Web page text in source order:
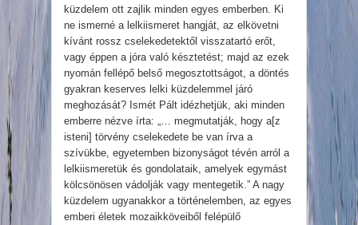
küzdelem ott zajlik minden egyes emberben. Ki
ne ismerné a lelkiismeret hangját, az elkövetni
kívánt rossz cselekedetektől visszatartó erőt,
vagy éppen a jóra való késztetést; majd az ezek
nyomán fellépő belső megosztottságot, a döntés
gyakran keserves lelki küzdelemmel járó
meghozását? Ismét Pált idézhetjük, aki minden
emberre nézve írta: „… megmutatják, hogy a[z
isteni] törvény cselekedete be van írva a
szívükbe, egyetemben bizonyságot tévén arról a
lelkiismeretük és gondolataik, amelyek egymást
kölcsönösen vádolják vagy mentegetik.” A nagy
küzdelem ugyanakkor a történelemben, az egyes
emberi életek mozaikköveiből felépülő